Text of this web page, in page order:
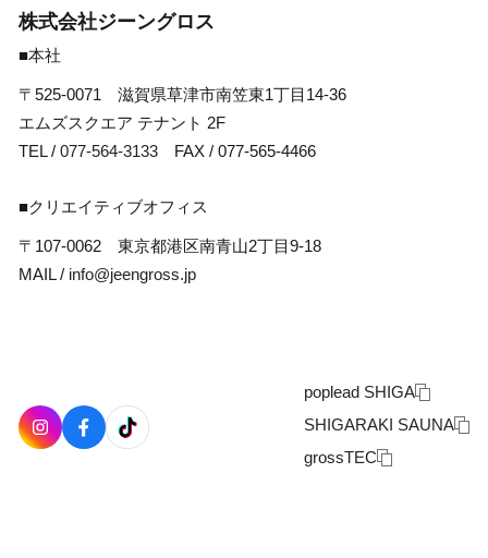
poplead SHIGA
SHIGARAKI SAUNA
grossTEC
株式会社ジーングロス
■本社
〒525-0071 滋賀県草津市南笠東1丁目14-36
エムズスクエア テナント 2F
TEL / 077-564-3133 FAX / 077-565-4466
■クリエイティブオフィス
〒107-0062 東京都港区南青山2丁目9-18
MAIL / info@jeengross.jp